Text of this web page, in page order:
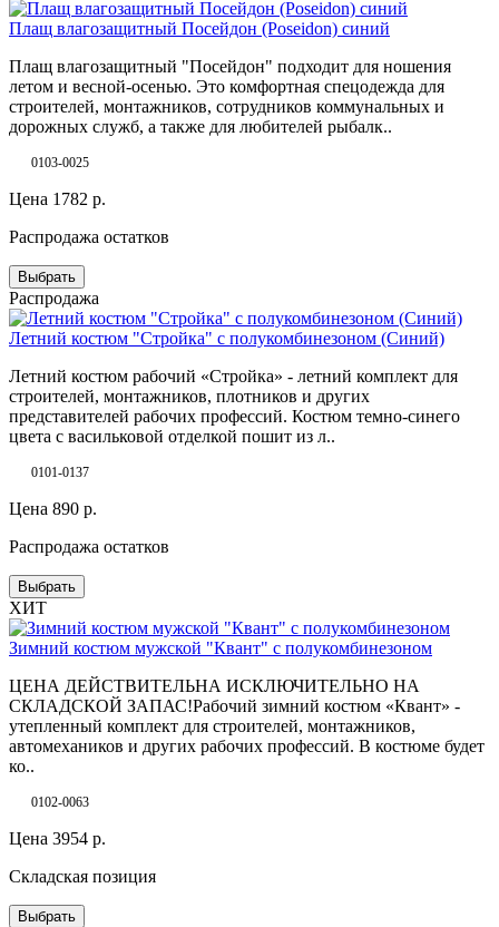
Плащ влагозащитный Посейдон (Poseidon) синий
Плащ влагозащитный "Посейдон" подходит для ношения
летом и весной-осенью. Это комфортная спецодежда для
строителей, монтажников, сотрудников коммунальных и
дорожных служб, а также для любителей рыбалк..
0103-0025
Цена 1782 р.
Распродажа остатков
Выбрать
Распродажа
Летний костюм "Стройка" с полукомбинезоном (Синий)
Летний костюм рабочий «Стройка» - летний комплект для
строителей, монтажников, плотников и других
представителей рабочих профессий. Костюм темно-синего
цвета с васильковой отделкой пошит из л..
0101-0137
Цена 890 р.
Распродажа остатков
Выбрать
ХИТ
Зимний костюм мужской "Квант" с полукомбинезоном
ЦЕНА ДЕЙСТВИТЕЛЬНА ИСКЛЮЧИТЕЛЬНО НА
СКЛАДСКОЙ ЗАПАС!Рабочий зимний костюм «Квант» -
утепленный комплект для строителей, монтажников,
автомехаников и других рабочих профессий. В костюме будет
ко..
0102-0063
Цена 3954 р.
Складская позиция
Выбрать